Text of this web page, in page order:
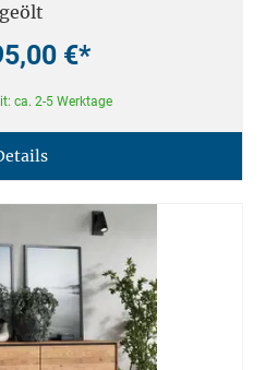
geölt
€*
ca. 2-5 Werktage